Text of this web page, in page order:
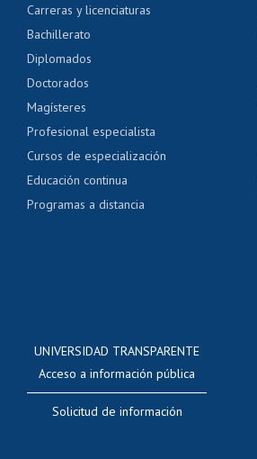
Carreras y licenciaturas
Bachillerato
Diplomados
Doctorados
Magísteres
Profesional especialista
Cursos de especialización
Educación continua
Programas a distancia
UNIVERSIDAD TRANSPARENTE
Acceso a información pública
Solicitud de información